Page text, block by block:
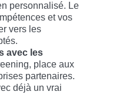
personnalisé. Le
et vos
vers les
avec les
place aux
partenaires.
déjà un vrai